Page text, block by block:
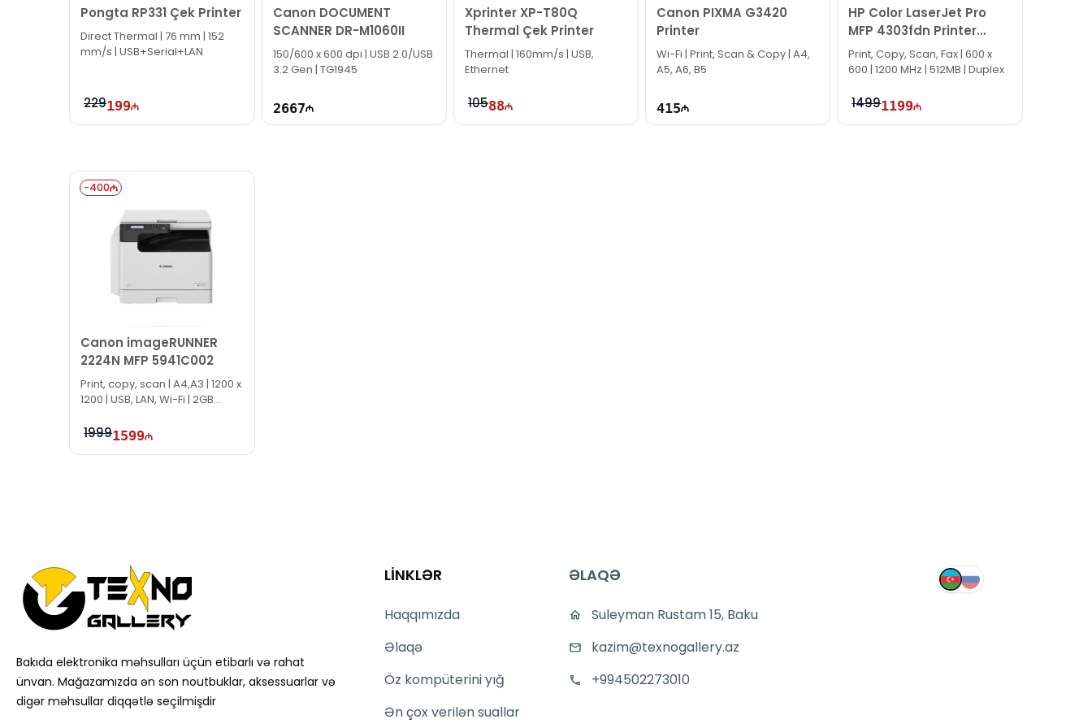
Pongta RP331 Çek Printer
Direct Thermal | 76 mm | 152
mm/s | USB+Serial+LAN
229199
Canon DOCUMENT
SCANNER DR-M1060II
150/600 x 600 dpi | USB 2.0/USB
3.2 Gen | TG1945
2667
Xprinter XP-T80Q
Thermal Çek Printer
Thermal | 160mm/s | USB,
Ethernet
10588
Canon PIXMA G3420
Printer
Wi-Fi | Print, Scan & Copy | A4,
A5, A6, B5
415
HP Color LaserJet Pro
MFP 4303fdn Printer
5HH66A
Print, Copy, Scan, Fax | 600 x
600 | 1200 MHz | 512MB | Duplex
14991199
-400
Canon imageRUNNER
2224N MFP 5941C002
Print, copy, scan | A4,A3 | 1200 x
1200 | USB, LAN, Wi-Fi | 2GB
19991599
Bakıda elektronika məhsulları üçün etibarlı və rahat
ünvan. Mağazamızda ən son noutbuklar, aksessuarlar və
digər məhsullar diqqətlə seçilmişdir
LİNKLƏR
Haqqımızda
Əlaqə
Öz kompüterini yığ
Ən çox verilən suallar
ƏLAQƏ
Suleyman Rustam 15, Baku
kazim@texnogallery.az
+994502273010